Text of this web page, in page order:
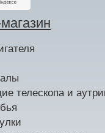
телескопа и